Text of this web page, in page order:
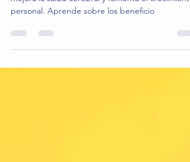
Descubre cómo el ejercicio familiar fortalece
personal. Aprende sobre los beneficio